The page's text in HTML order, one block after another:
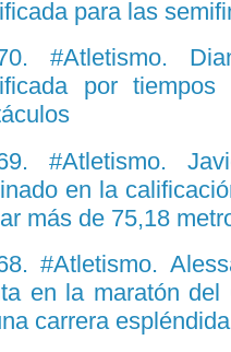
para las
#Atletismo.
por
#Atletismo.
en la
más de 75,18
#Atletismo.
en la maratón del
carrera espléndida